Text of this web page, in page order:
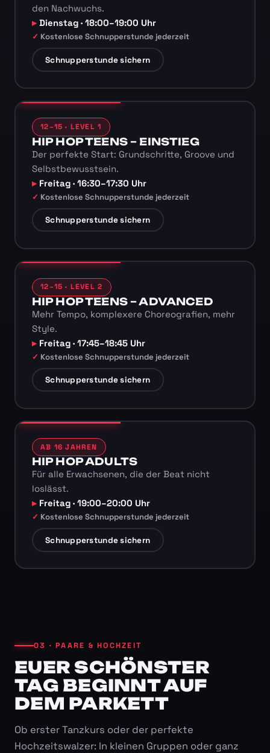
den Nachwuchs.
Dienstag · 18:00–19:00 Uhr
Kostenlose Schnupperstunde jederzeit
Schnupperstunde sichern
12–15 · LEVEL 1
HIP HOP TEENS – EINSTIEG
Der perfekte Start: Grundschritte, Groove und
Selbstbewusstsein.
Freitag · 16:30–17:30 Uhr
Kostenlose Schnupperstunde jederzeit
Schnupperstunde sichern
12–15 · LEVEL 2
HIP HOP TEENS – ADVANCED
Mehr Tempo, komplexere Choreografien, mehr
Style.
Freitag · 17:45–18:45 Uhr
Kostenlose Schnupperstunde jederzeit
Schnupperstunde sichern
AB 16 JAHREN
HIP HOP ADULTS
Für alle Erwachsenen, die der Beat nicht
loslässt.
Freitag · 19:00–20:00 Uhr
Kostenlose Schnupperstunde jederzeit
Schnupperstunde sichern
03 · PAARE & HOCHZEIT
EUER SCHÖNSTER
TAG BEGINNT AUF
DEM PARKETT
Ob erster Tanzkurs oder der perfekte
Hochzeitswalzer: In kleinen Gruppen oder ganz